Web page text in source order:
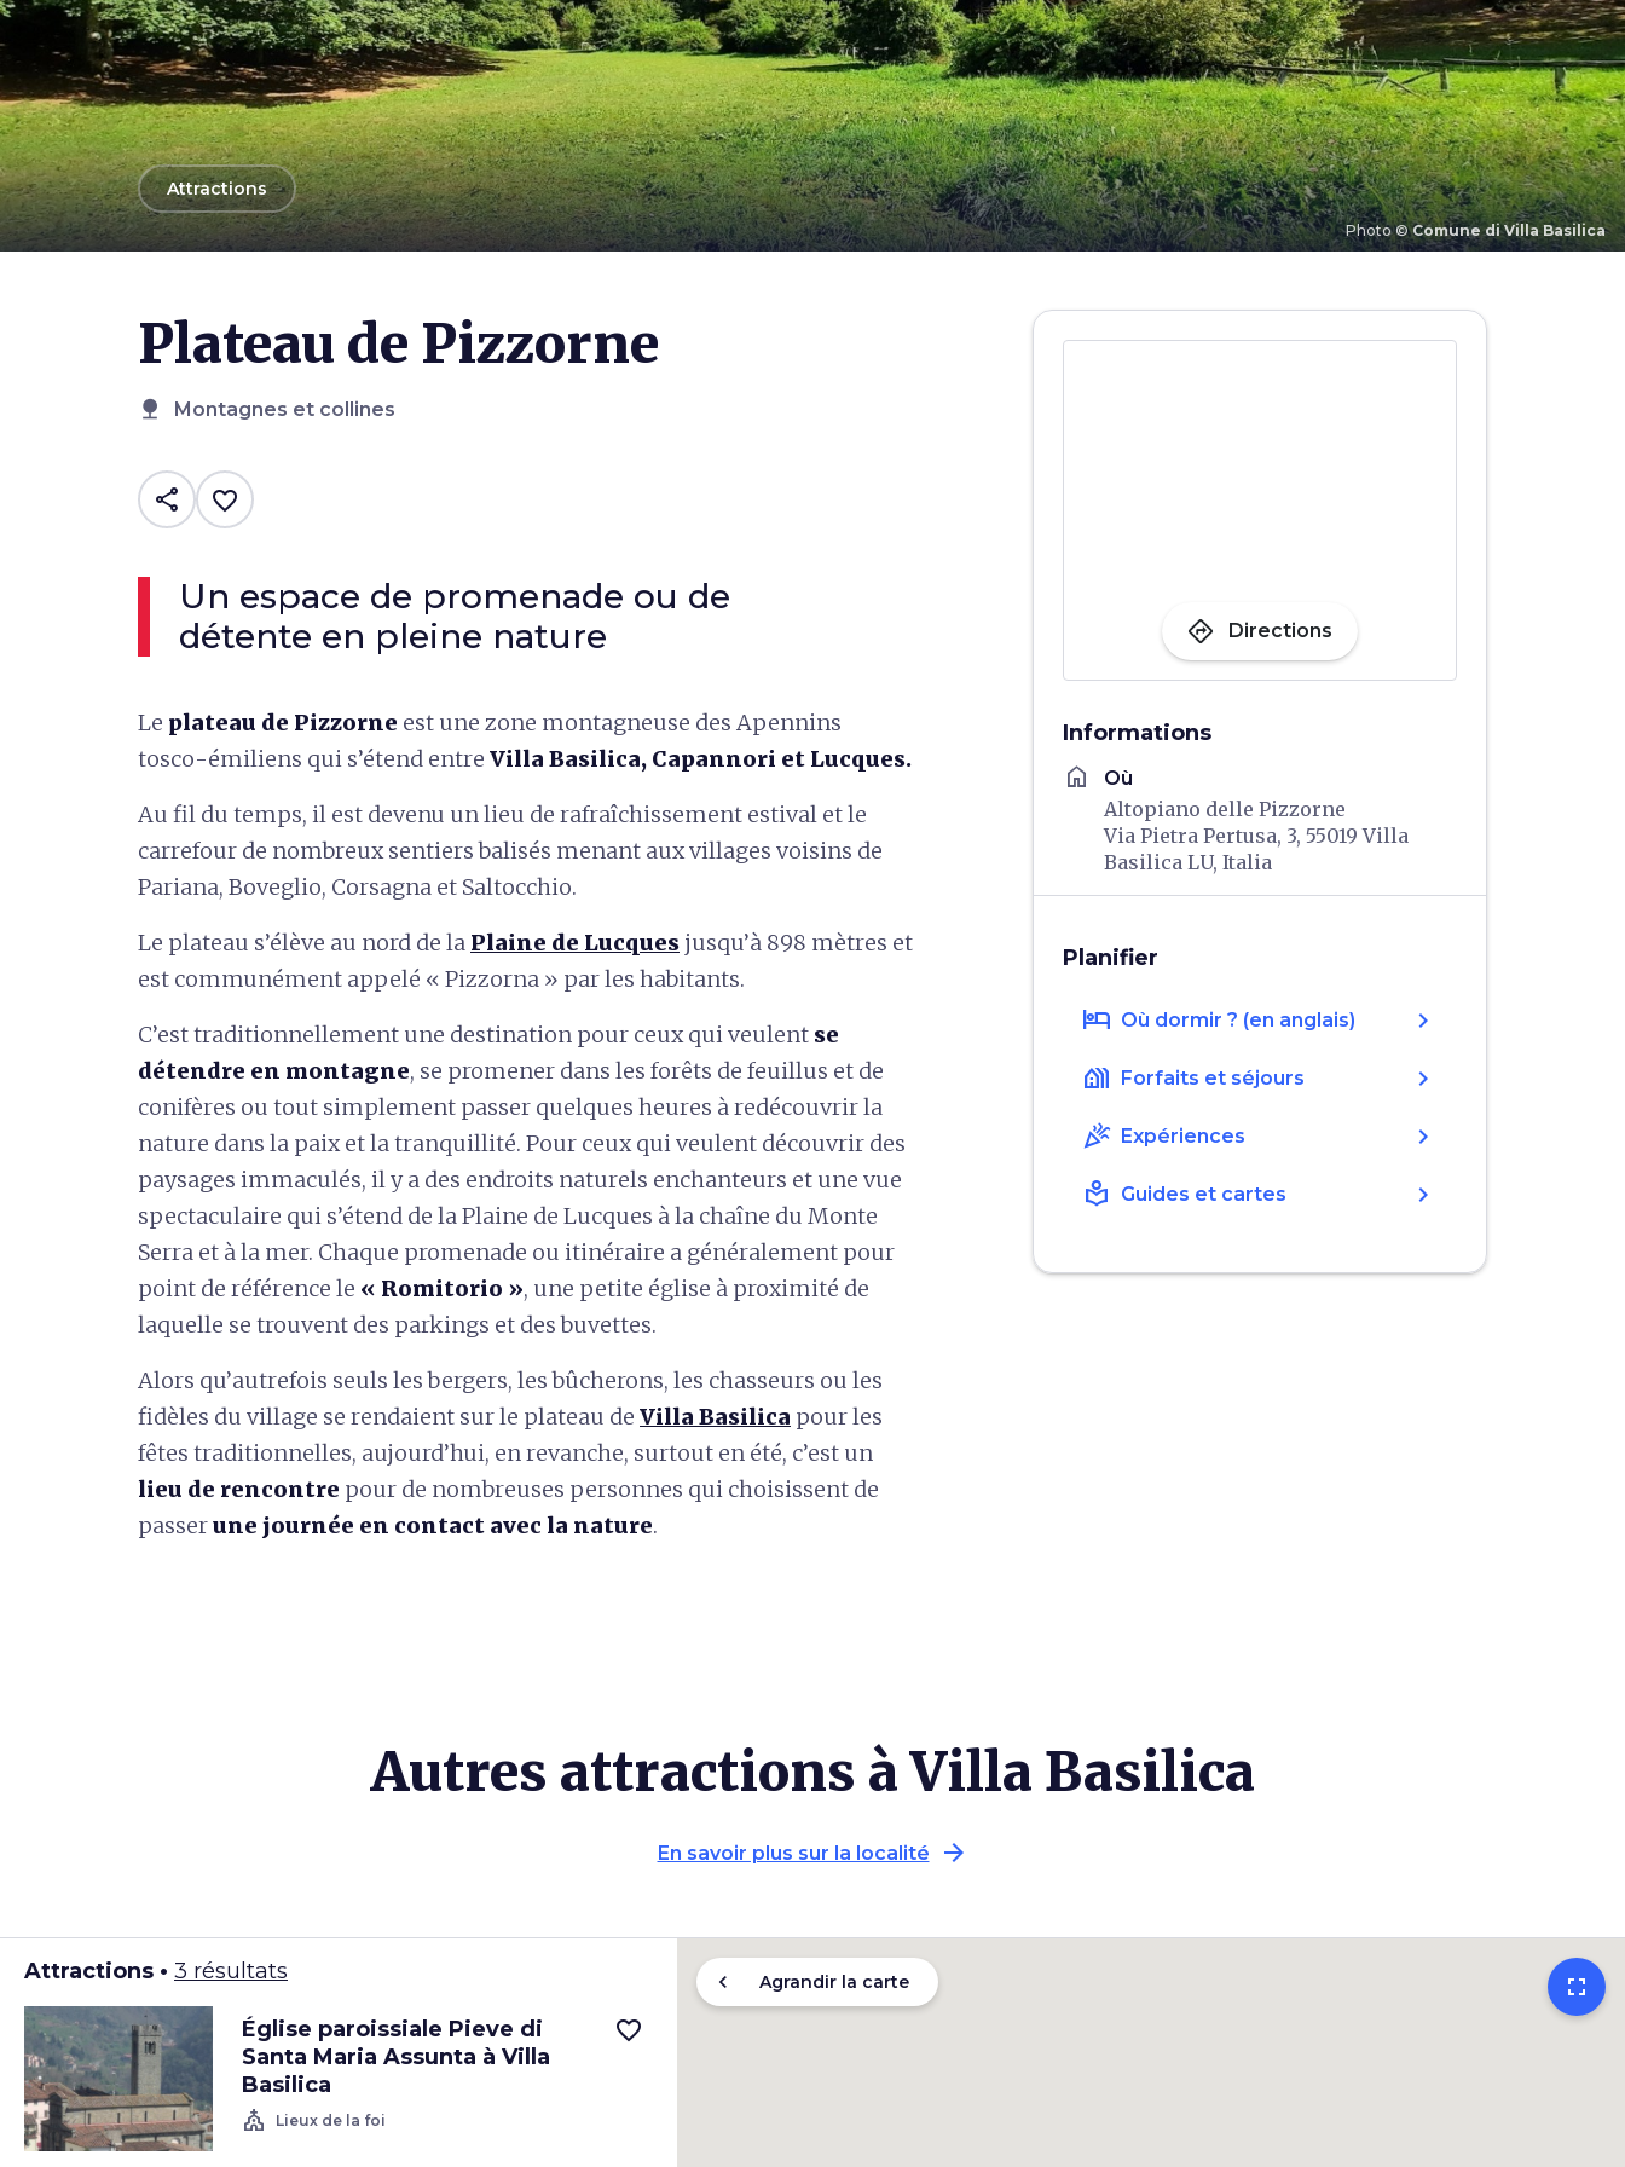
Photo ©Comune di Villa Basilica
arrow_backAttractions
Plateau de Pizzorne
nature Montagnes et collines
share favorite_border
Un espace de promenade ou de
détente en pleine nature
Le plateau de Pizzorne est une zone montagneuse des Apennins
tosco-émiliens qui s’étend entre Villa Basilica, Capannori et Lucques.
Au fil du temps, il est devenu un lieu de rafraîchissement estival et le
carrefour de nombreux sentiers balisés menant aux villages voisins de
Pariana, Boveglio, Corsagna et Saltocchio.
Le plateau s’élève au nord de la Plaine de Lucques jusqu’à 898 mètres et
est communément appelé « Pizzorna » par les habitants.
C’est traditionnellement une destination pour ceux qui veulent se
détendre en montagne, se promener dans les forêts de feuillus et de
conifères ou tout simplement passer quelques heures à redécouvrir la
nature dans la paix et la tranquillité. Pour ceux qui veulent découvrir des
paysages immaculés, il y a des endroits naturels enchanteurs et une vue
spectaculaire qui s’étend de la Plaine de Lucques à la chaîne du Monte
Serra et à la mer. Chaque promenade ou itinéraire a généralement pour
point de référence le « Romitorio », une petite église à proximité de
laquelle se trouvent des parkings et des buvettes.
Alors qu’autrefois seuls les bergers, les bûcherons, les chasseurs ou les
fidèles du village se rendaient sur le plateau de Villa Basilica pour les
fêtes traditionnelles, aujourd’hui, en revanche, surtout en été, c’est un
lieu de rencontre pour de nombreuses personnes qui choisissent de
passerune journée en contact avec la nature.
directions Directions
Informations
home Où
Altopiano delle Pizzorne
Via Pietra Pertusa, 3, 55019 Villa
Basilica LU, Italia
Planifier
hotel Où dormir ? (en anglais) chevron_right
holiday_village Forfaits et séjours chevron_right
celebration Expériences chevron_right
local_library Guides et cartes chevron_right
Autres attractions à Villa Basilica
En savoir plus sur la localité arrow_forward
Attractions • 3 résultats
Église paroissiale Pieve di
Santa Maria Assunta à Villa
Basilica
church Lieux de la foi
favorite_border
fullscreen
chevron_left Agrandir la carte